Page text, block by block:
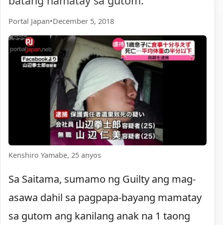
Portal Japan•December 5, 2018
Kenshiro Yamabe, 25 anyos
Sa Saitama, sumamo ng Guilty ang mag-
asawa dahil sa pagpapa-bayang mamatay
sa gutom ang kanilang anak na 1 taong